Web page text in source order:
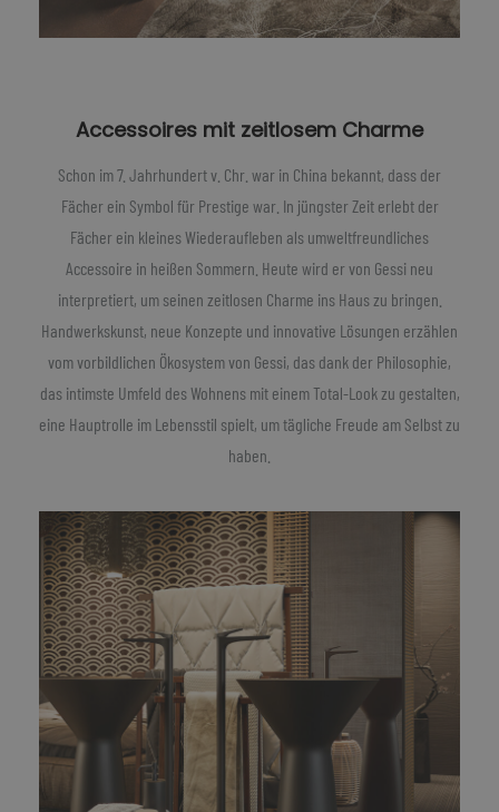
Accessoires mit zeitlosem Charme
Schon im 7. Jahrhundert v. Chr. war in China bekannt, dass der
Fächer ein Symbol für Prestige war. In jüngster Zeit erlebt der
Fächer ein kleines Wiederaufleben als umweltfreundliches
Accessoire in heißen Sommern. Heute wird er von Gessi neu
interpretiert, um seinen zeitlosen Charme ins Haus zu bringen.
Handwerkskunst, neue Konzepte und innovative Lösungen erzählen
vom vorbildlichen Ökosystem von Gessi, das dank der Philosophie,
das intimste Umfeld des Wohnens mit einem Total-Look zu gestalten,
eine Hauptrolle im Lebensstil spielt, um tägliche Freude am Selbst zu
haben.